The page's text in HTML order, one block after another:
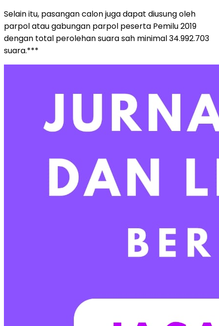
Selain itu, pasangan calon juga dapat diusung oleh
parpol atau gabungan parpol peserta Pemilu 2019
dengan total perolehan suara sah minimal 34.992.703
suara.***